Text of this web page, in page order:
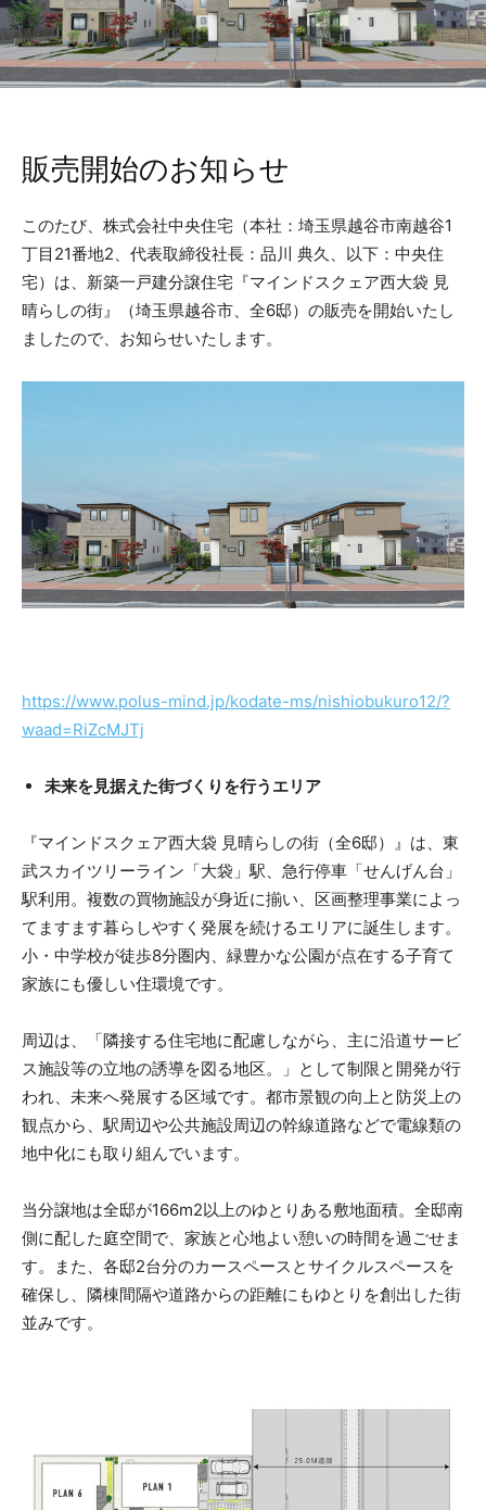
販売開始のお知らせ
このたび、株式会社中央住宅（本社：埼玉県越谷市南越谷1
丁目21番地2、代表取締役社長：品川 典久、以下：中央住
宅）は、新築一戸建分譲住宅『マインドスクェア西大袋 見
晴らしの街』（埼玉県越谷市、全6邸）の販売を開始いたし
ましたので、お知らせいたします。
https://www.polus-mind.jp/kodate-ms/nishiobukuro12/?
waad=RiZcMJTj
未来を見据えた街づくりを行うエリア
『マインドスクェア西大袋 見晴らしの街（全6邸）』は、東
武スカイツリーライン「大袋」駅、急行停車「せんげん台」
駅利用。複数の買物施設が身近に揃い、区画整理事業によっ
てますます暮らしやすく発展を続けるエリアに誕生します。
小・中学校が徒歩8分圏内、緑豊かな公園が点在する子育て
家族にも優しい住環境です。
周辺は、「隣接する住宅地に配慮しながら、主に沿道サービ
ス施設等の立地の誘導を図る地区。」として制限と開発が行
われ、未来へ発展する区域です。都市景観の向上と防災上の
観点から、駅周辺や公共施設周辺の幹線道路などで電線類の
地中化にも取り組んでいます。
当分譲地は全邸が166m2以上のゆとりある敷地面積。全邸南
側に配した庭空間で、家族と心地よい憩いの時間を過ごせま
す。また、各邸2台分のカースペースとサイクルスペースを
確保し、隣棟間隔や道路からの距離にもゆとりを創出した街
並みです。